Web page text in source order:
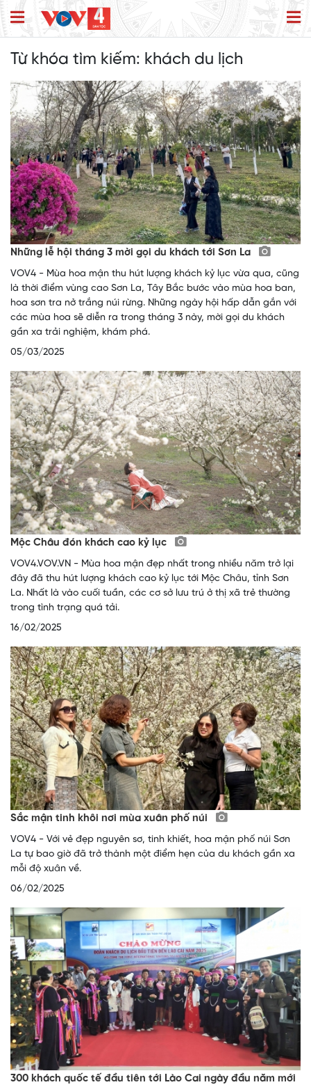
Từ khóa tìm kiếm: khách du lịch
Những lễ hội tháng 3 mời gọi du khách tới Sơn La
VOV4 - Mùa hoa mận thu hút lượng khách kỷ lục vừa qua, cũng
là thời điểm vùng cao Sơn La, Tây Bắc bước vào mùa hoa ban,
hoa sơn tra nở trắng núi rừng. Những ngày hội hấp dẫn gắn với
các mùa hoa sẽ diễn ra trong tháng 3 này, mời gọi du khách
gần xa trải nghiệm, khám phá.
05/03/2025
Mộc Châu đón khách cao kỷ lục
VOV4.VOV.VN - Mùa hoa mận đẹp nhất trong nhiều năm trở lại
đây đã thu hút lượng khách cao kỷ lục tới Mộc Châu, tỉnh Sơn
La. Nhất là vào cuối tuần, các cơ sở lưu trú ở thị xã trẻ thường
trong tình trạng quá tải.
16/02/2025
Sắc mận tinh khôi nơi mùa xuân phố núi
VOV4 - Với vẻ đẹp nguyên sơ, tinh khiết, hoa mận phố núi Sơn
La tự bao giờ đã trở thành một điểm hẹn của du khách gần xa
mỗi độ xuân về.
06/02/2025
300 khách quốc tế đầu tiên tới Lào Cai ngày đầu năm mới